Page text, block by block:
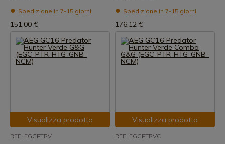
Spedizione in 7-15 giorni
151,00 €
Spedizione in 7-15 giorni
176,12 €
Visualizza prodotto
REF: EGCPTRV
Visualizza prodotto
REF: EGCPTRVC